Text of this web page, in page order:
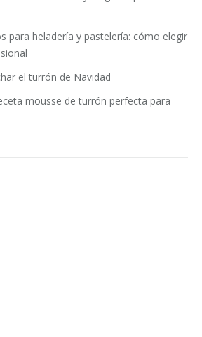
para heladería y pastelería: cómo elegir
el turrón de Navidad
mousse de turrón perfecta para